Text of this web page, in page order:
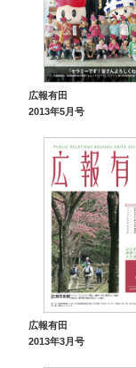
広報有田
2013年5月号
広報有田
2013年3月号